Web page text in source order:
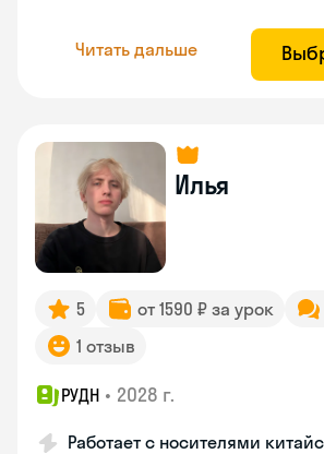
Читать дальше
Илья
5 от 1590 ₽ за урок
1 отзыв
РУДН • 2028 г.
Работает с носителями